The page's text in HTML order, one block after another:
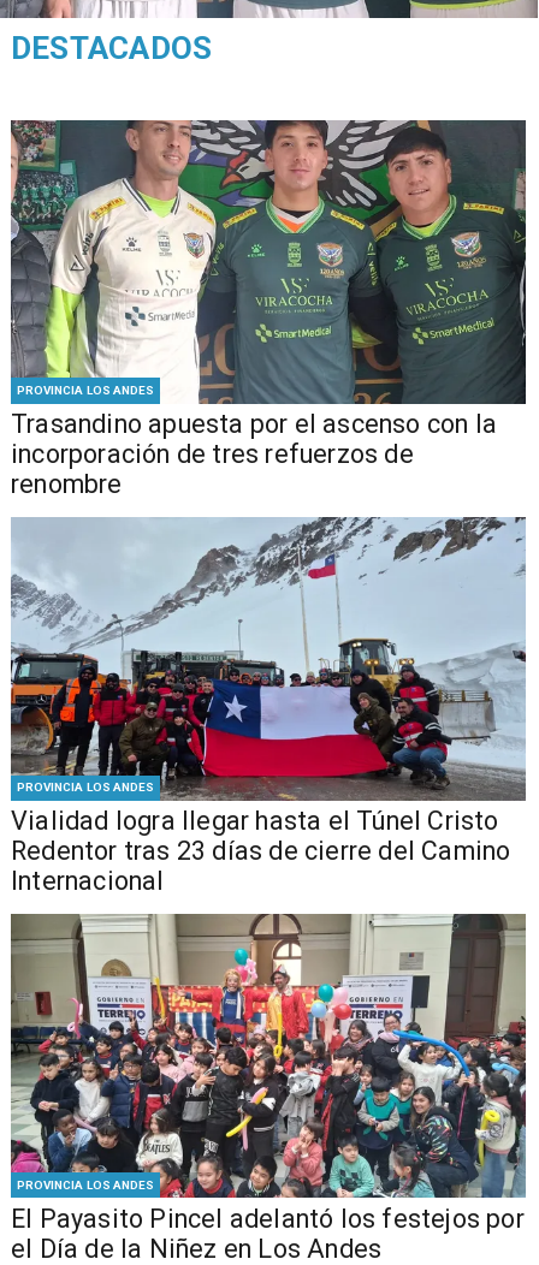
PROVINCIA LOS ANDES
Trasandino apuesta por el ascenso con la
incorporación de tres refuerzos de
renombre
PROVINCIA LOS ANDES
Vialidad logra llegar hasta el Túnel Cristo
Redentor tras 23 días de cierre del Camino
Internacional
PROVINCIA LOS ANDES
El Payasito Pincel adelantó los festejos por
el Día de la Niñez en Los Andes
DESTACADOS